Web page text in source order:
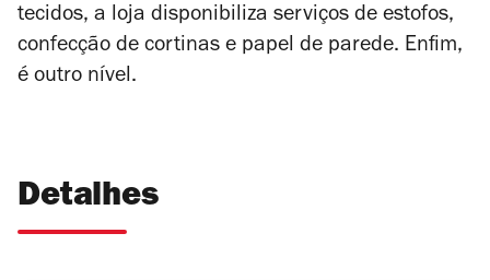
tecidos, a loja disponibiliza serviços de estofos,
confecção de cortinas e papel de parede. Enfim,
é outro nível.
Detalhes